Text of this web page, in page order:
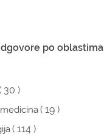
po oblastima
30 )
( 19 )
( 114 )